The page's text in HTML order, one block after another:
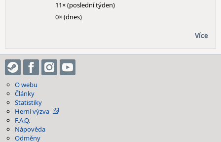
11× (poslední týden)
0× (dnes)
Více
O webu
Články
Statistiky
Herní výzva
F.A.Q.
Nápověda
Odměny